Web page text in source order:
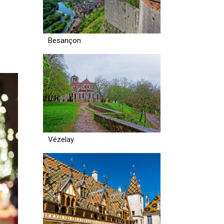
Besançon
Vézelay